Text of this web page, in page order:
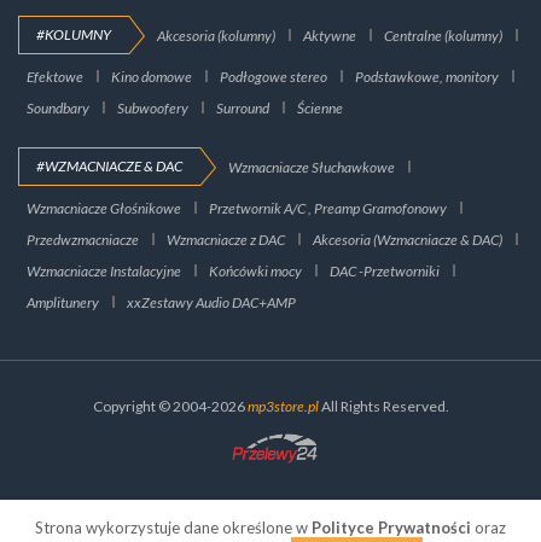
#KOLUMNY Akcesoria (kolumny) Aktywne Centralne (kolumny)
Efektowe Kino domowe Podłogowe stereo
Podstawkowe, monitory
Soundbary
Subwoofery Surround Ścienne
#WZMACNIACZE & DAC Wzmacniacze Słuchawkowe
Wzmacniacze Głośnikowe
Przetwornik A/C , Preamp Gramofonowy
Przedwzmacniacze
Wzmacniacze z DAC
Akcesoria (Wzmacniacze & DAC)
Wzmacniacze Instalacyjne
Końcówki mocy
DAC -Przetworniki
Amplitunery
xxZestawy Audio DAC+AMP
Copyright © 2004-2026mp3store.plAll Rights Reserved.
Strona wykorzystuje dane określone w Polityce Prywatności oraz